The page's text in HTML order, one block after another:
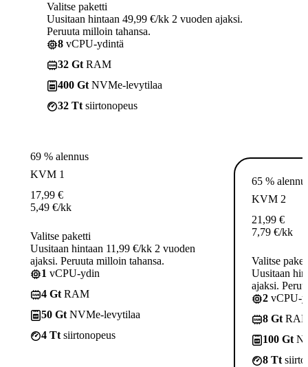
Valitse paketti
Uusitaan hintaan 49,99 €/kk 2 vuoden ajaksi.
Peruuta milloin tahansa.
8 vCPU-ydintä
32 Gt RAM
400 Gt NVMe-levytilaa
32 Tt siirtonopeus
69 % alennus
KVM 1
17,99 €
5,49 €/kk
Valitse paketti
Uusitaan hintaan 11,99 €/kk 2 vuoden
ajaksi. Peruuta milloin tahansa.
1 vCPU-ydin
4 Gt RAM
50 Gt NVMe-levytilaa
4 Tt siirtonopeus
65 %
KVM 2
21,99 €
7,79 €/kk
Valitse
Uusitaan
ajaksi.
2 vCPU-
8 Gt
100 Gt
8 Tt